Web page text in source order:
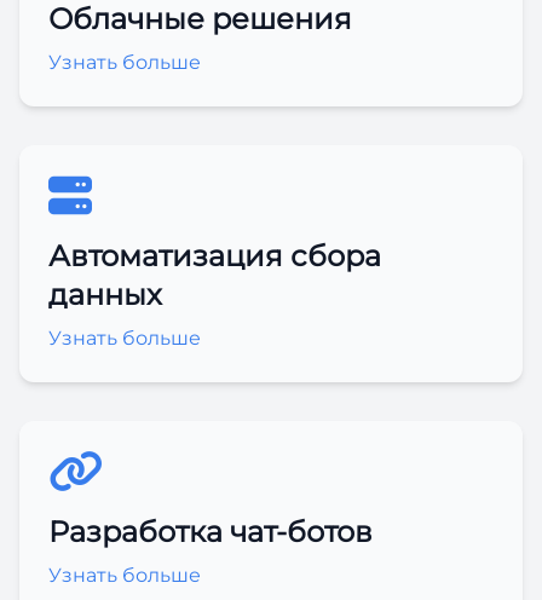
Облачные решения
Узнать больше
Автоматизация сбора
данных
Узнать больше
Разработка чат-ботов
Узнать больше